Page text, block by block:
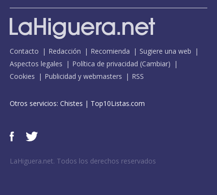
Contacto Redacción Recomienda
Sugiere una web
Aspectos legales
Política de privacidad (Cambiar)
Cookies
Publicidad y webmasters RSS
Otros servicios: Chistes | Top10Listas.com
LaHiguera.net. Todos los derechos reservados